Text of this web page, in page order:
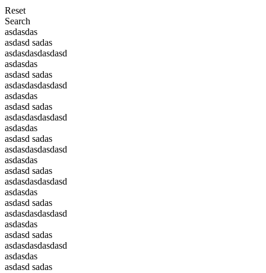
Reset
Search
asdasdas
asdasd sadas
asdasdasdasdasd
asdasdas
asdasd sadas
asdasdasdasdasd
asdasdas
asdasd sadas
asdasdasdasdasd
asdasdas
asdasd sadas
asdasdasdasdasd
asdasdas
asdasd sadas
asdasdasdasdasd
asdasdas
asdasd sadas
asdasdasdasdasd
asdasdas
asdasd sadas
asdasdasdasdasd
asdasdas
asdasd sadas